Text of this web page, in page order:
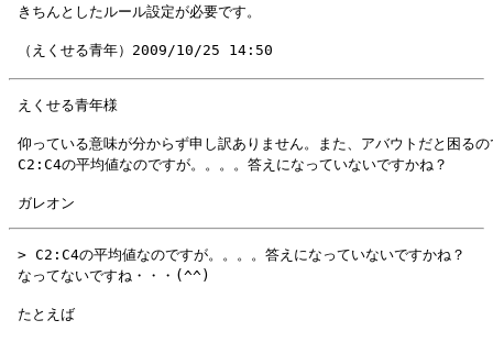
仰っている意味が分からず申し訳ありません。また、アバウトだと困るの
> C2:C4の平均値なのですが。。。。答えになっていないですかね？